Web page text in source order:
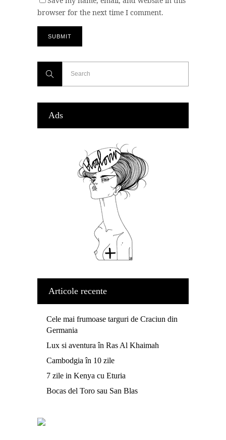
browser for the next time I comment.
Ads
Articole recente
Cele mai frumoase targuri de Craciun din
Germania
Lux si aventura în Ras Al Khaimah
Cambodgia în 10 zile
7 zile in Kenya cu Eturia
Bocas del Toro sau San Blas